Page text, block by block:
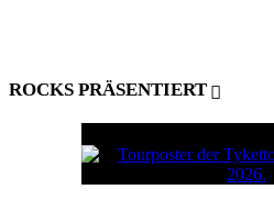
ROCKS PRÄSENTIERT